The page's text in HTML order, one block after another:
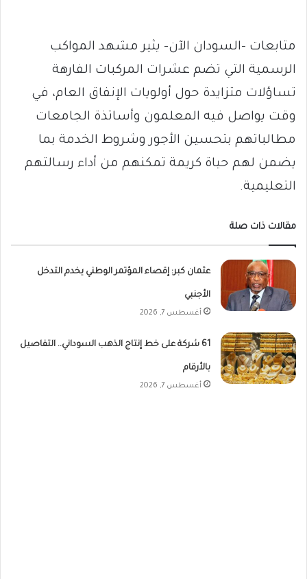
متابعات -السودان الآن– يثير مشهد المواكب
الرسمية التي تضم عشرات المركبات الفارهة
تساؤلات متزايدة حول أولويات الإنفاق العام، في
وقت يواصل فيه المعلمون وأساتذة الجامعات
مطالباتهم بتحسين الأجور وشروط الخدمة بما
يضمن لهم حياة كريمة تمكنهم من أداء رسالتهم
التعليمية.
مقالات ذات صلة
عثمان كبر: إقصاء المؤتمر الوطني يخدم التدخل
الأجنبي
أغسطس 7, 2026
61 شركة على خط إنتاج الذهب السوداني.. التفاصيل
بالأرقام
أغسطس 7, 2026